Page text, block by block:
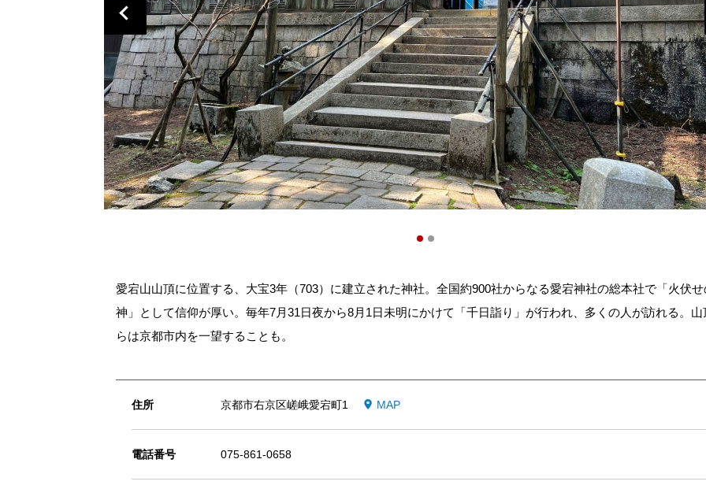
愛宕山山頂に位置する、大宝3年（703）に建立された神社。全国約900社からなる愛宕神社の総本社で「火伏せ
神」として信仰が厚い。毎年7月31日夜から8月1日未明にかけて「千日詣り」が行われ、多くの人が訪れる。山
らは京都市内を一望することも。
住所 京都市右京区嵯峨愛宕町1 MAP
電話番号 075-861-0658